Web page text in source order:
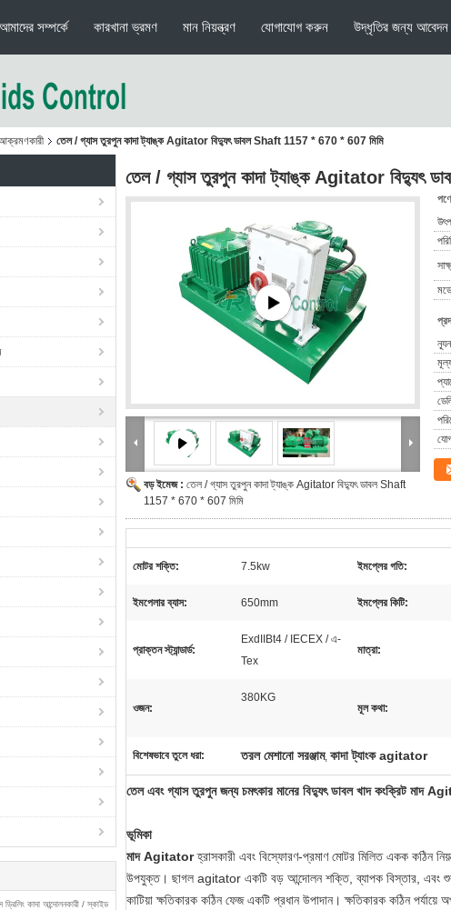
আমাদের সম্পর্কে কারখানা ভ্রমণ মান নিয়ন্ত্রণ যোগাযোগ করুন উদ্ধৃতির জন্য আবেদন
আক্রমণকারী তেল / গ্যাস তুরপুন কাদা ট্যাঙ্ক Agitator বিদ্যুৎ ডাবল Shaft 1157 * 670 * 607 মিমি
ড্রিলিং কাদা আন্দোলনকারী / স্কাইড
তেল / গ্যাস তুরপুন কাদা ট্যাঙ্ক Agitator বিদ্যুৎ
বড় ইমেজ : তেল / গ্যাস তুরপুন কাদা ট্যাঙ্ক Agitator বিদ্যুৎ ডাবল Shaft
1157 * 670 * 607 মিমি
মোটর শক্তি: 7.5kw ইমপ্লের গতি:
ইমপেলার ব্যাস: 650mm ইমপ্লের কিটি:
প্রাক্তন স্ট্যান্ডার্ড:
ExdIIBt4 / IECEX / এ-
Tex
মাত্রা:
ওজন:
380KG
মূল কথা:
বিশেষভাবে তুলে ধরা: তরল মেশানো সরঞ্জাম, কাদা ট্যাংক agitator
তেল এবং গ্যাস তুরপুন জন্য চমৎকার মানের বিদ্যুৎ ডাবল খাদ কংক্রিট মাদ
ভূমিকা
মাদ Agitatorহ্রাসকারী এবং বিস্ফোরণ-প্রমাণ মোটর মিলিত একক কঠিন
উপযুক্ত। ছাগল agitator একটি বড় আন্দোলন শক্তি, ব্যাপক বিস্তার, এবং শুরু
কাটিয়া ক্ষতিকারক কঠিন ফেজ একটি প্রধান উপাদান। ক্ষতিকারক কঠিন